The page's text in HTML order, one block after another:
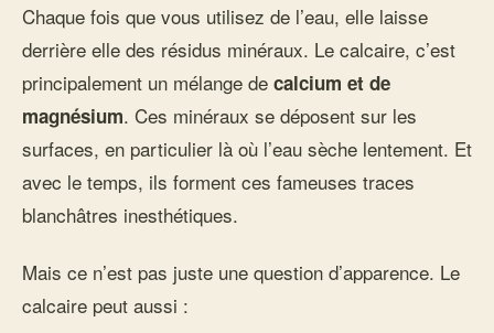
Chaque fois que vous utilisez de l’eau, elle laisse
derrière elle des résidus minéraux. Le calcaire, c’est
principalement un mélange de calcium et de
magnésium. Ces minéraux se déposent sur les
surfaces, en particulier là où l’eau sèche lentement. Et
avec le temps, ils forment ces fameuses traces
blanchâtres inesthétiques.
Mais ce n’est pas juste une question d’apparence. Le
calcaire peut aussi :